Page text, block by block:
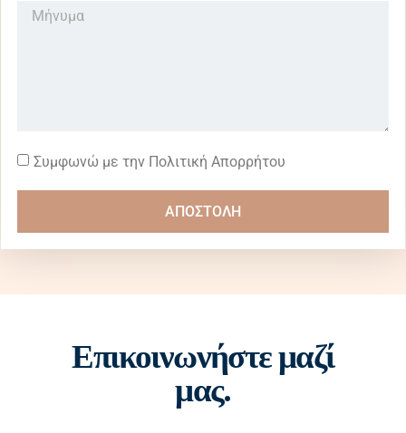
Συμφωνώ με την Πολιτική Απορρήτου
ΑΠΟΣΤΟΛΗ
Επικοινωνήστε μαζί
μας.